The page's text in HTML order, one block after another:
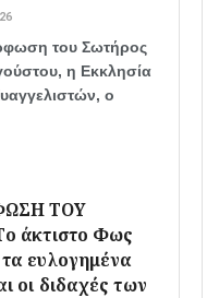
του Σωτήρος
η Εκκλησία
ο
ΤΟΥ
άκτιστο Φως
ευλογημένα
οι διδαχές των